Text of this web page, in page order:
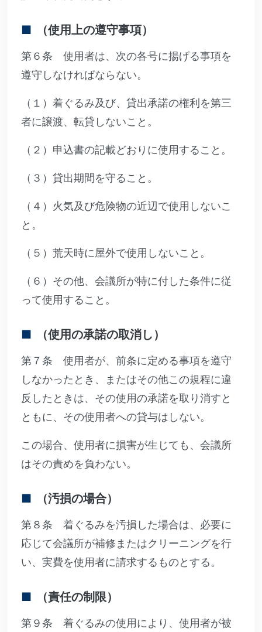
（使用上の遵守事項）
第６条 使用者は、次の各号に揚げる事項を
遵守しなければならない。
（１）着ぐるみ及び、貸出承諾の権利を第三
者に譲渡、転貸しないこと。
（２）申込書の記載どおりに使用すること。
（３）貸出期間を守ること。
（４）火気及び危険物の近辺で使用しないこ
と。
（５）荒天時に屋外で使用しないこと。
（６）その他、会議所が特に付した条件に従
って使用すること。
（使用の承諾の取消し）
第７条 使用者が、前条に定める事項を遵守
しなかったとき、またはその他この規程に違
反したときは、その使用の承諾を取り消すと
ともに、その使用者への貸与はしない。
この場合、使用者に損害が生じても、会議所
はその責めを負わない。
（汚損の場合）
第８条 着ぐるみを汚損した場合は、必要に
応じて会議所が補修またはクリーニングを行
い、実費を使用者に請求するものとする。
（責任の制限）
第９条 着ぐるみの使用により、使用者が被